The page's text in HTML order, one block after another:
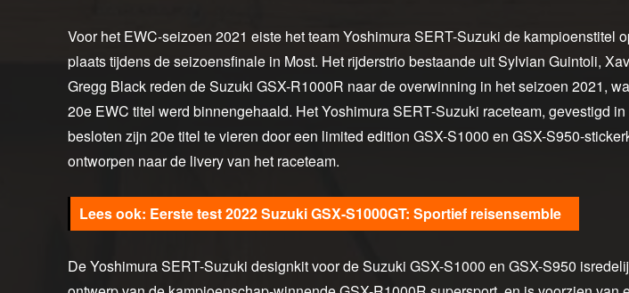
Voor het EWC-seizoen 2021 eiste het team Yoshimura SERT-Suzuki de kampioenstitel
plaats tijdens de seizoensfinale in Most. Het rijderstrio bestaande uit Sylvian Guintoli,
Gregg Black reden de Suzuki GSX-R1000R naar de overwinning in het seizoen 2021,
20e EWC titel werd binnengehaald. Het Yoshimura SERT-Suzuki raceteam, gevestigd in
besloten zijn 20e titel te vieren door een limited edition GSX-S1000 en GSX-S950-
ontworpen naar de livery van het raceteam.
Eerste test 2022 Suzuki GSX-S1000GT: Sportief reisensemble
De Yoshimura SERT-Suzuki designkit voor de Suzuki GSX-S1000 en GSX-S950